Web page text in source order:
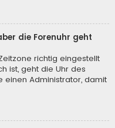
die Forenuhr geht
richtig eingestellt
ist, geht die Uhr des
einen Administrator, damit